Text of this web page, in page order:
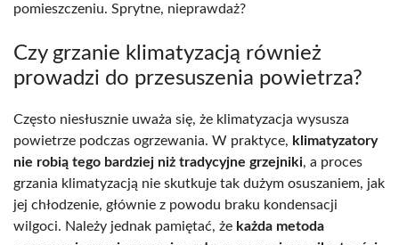
pomieszczeniu. Sprytne, nieprawdaż?
Czy grzanie klimatyzacją również
prowadzi do przesuszenia powietrza?
Często niesłusznie uważa się, że klimatyzacja wysusza
powietrze podczas ogrzewania. W praktyce, klimatyzatory
nie robią tego bardziej niż tradycyjne grzejniki, a proces
grzania klimatyzacją nie skutkuje tak dużym osuszaniem, jak
jej chłodzenie, głównie z powodu braku kondensacji
wilgoci. Należy jednak pamiętać, że każda metoda